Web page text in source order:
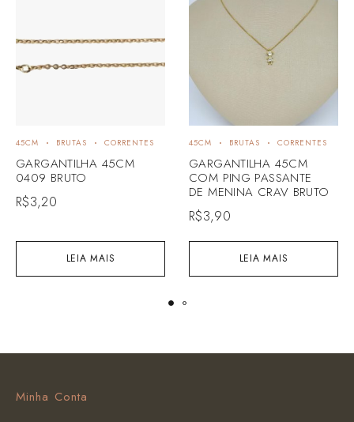
LEIA MAIS
45CM BRUTAS CORRENTES
GARGANTILHA 45CM
0409 BRUTO
R$3,20
LEIA MAIS
45CM BRUTAS CORRENTES
GARGANTILHA 45CM
COM PING PASSANTE
DE MENINA CRAV BRUTO
R$3,90
Minha Conta